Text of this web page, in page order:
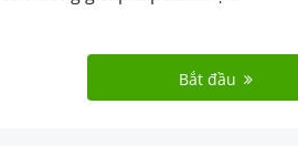
Bắt đầu